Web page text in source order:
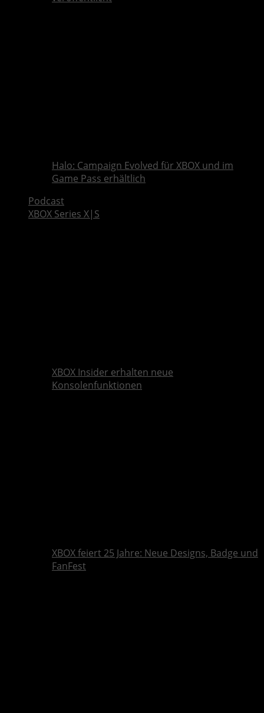
Halo: Campaign Evolved für XBOX und im
Game Pass erhältlich
Podcast
XBOX Series X|S
XBOX Insider erhalten neue
Konsolenfunktionen
XBOX feiert 25 Jahre: Neue Designs, Badge und
FanFest